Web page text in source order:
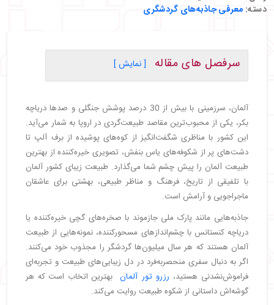
دسته: معرفی جاذبه‌های گردشگری
سرفصل های مقاله
[ نمایش ]
・شهر کنستانس: دریاچه کنستانس
・ شهر درسدن: مسیر پینترز
・ جزیره روگن: پارک ملی جازموند
・ ناحیه آلپ: مسیر دامنه‌های آلپ
・ ناحیه هارتس: پارک ملی هارز و مسیر گوته
・
پارک ملی هارز
・منطقه لونبرگ هیث: مسیر شکوفه‌های یاس بنفش
・جنگل تورینگن
・گشت و گذار در طبیعت‌های آلمان
آلمان، سرزمینی با بیش از 30 درصد پوشش جنگلی و صدها دریاچه
بکر، یکی از محبوب‌ترین مقاصد طبیعت‌گردی در اروپا به شمار می‌آید.
این کشور با مناظری شگفت‌انگیز از کوه‌های پوشیده از برف آلپ تا
دشت‌های پر از شکوفه‌های یاس بنفش، تصویری خیره‌کننده از بهترین
طبیعت آلمان را پیش چشم شما می‌گذارد. طبیعت زیبای کشور آلمان
با تلفیقی از تاریخ، فرهنگ و مناظر طبیعی، بهشتی برای عاشقان
ماجراجویی و آرامش است.
جاذبه‌هایی مانند پارک ملی جازموند با صخره‌های گچی خیره‌کننده یا
دریاچه کنستانس با چشم‌اندازهای مسحورکننده، نمونه‌هایی از طبیعت
آلمان هستند که هر سال میلیون‌ها گردشگر را مجذوب خود می‌کنند.
اگر به دنبال سفری منحصربه‌فرد در دل زیبایی‌های طبیعت و تجربه‌ای
فراموش‌نشدنی هستید، رزرو تور آلمان بهترین اتخاب است که هر
گوشه‌اش داستانی از شکوه طبیعت روایت می‌کند.